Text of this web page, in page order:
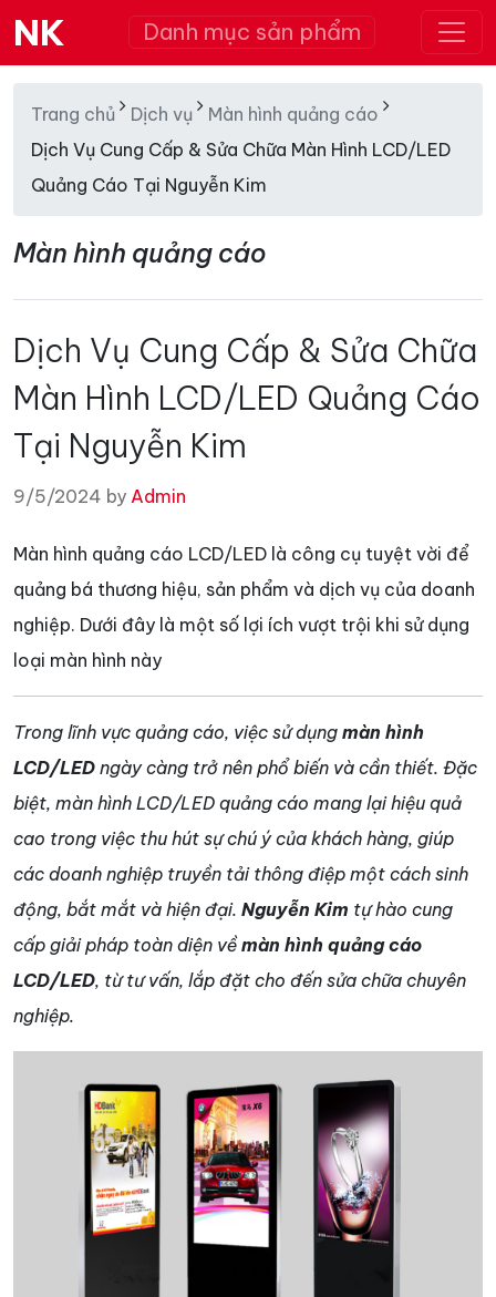
NK Danh mục sản phẩm
Trang chủ Dịch vụ
Màn hình quảng cáo
Dịch Vụ Cung Cấp & Sửa Chữa Màn Hình LCD/LED
Quảng Cáo Tại Nguyễn Kim
Màn hình quảng cáo
Dịch Vụ Cung Cấp & Sửa Chữa
Màn Hình LCD/LED Quảng Cáo
Tại Nguyễn Kim
9/5/2024 by Admin
Màn hình quảng cáo LCD/LED là công cụ tuyệt vời để
quảng bá thương hiệu, sản phẩm và dịch vụ của doanh
nghiệp. Dưới đây là một số lợi ích vượt trội khi sử dụng
loại màn hình này
Trong lĩnh vực quảng cáo, việc sử dụng màn hình
LCD/LED ngày càng trở nên phổ biến và cần thiết. Đặc
biệt, màn hình LCD/LED quảng cáo mang lại hiệu quả
cao trong việc thu hút sự chú ý của khách hàng, giúp
các doanh nghiệp truyền tải thông điệp một cách sinh
động, bắt mắt và hiện đại. Nguyễn Kim tự hào cung
cấp giải pháp toàn diện vềmàn hình quảng cáo
LCD/LED, từ tư vấn, lắp đặt cho đến sửa chữa chuyên
nghiệp.